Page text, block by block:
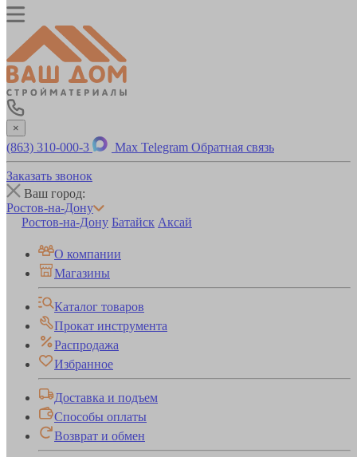
×
(863) 310-000-3 Max Telegram Обратная связь
Заказать звонок
Ваш город:
Ростов-на-Дону
Ростов-на-Дону Батайск Аксай
О компании
Магазины
Каталог товаров
Прокат инструмента
Распродажа
Избранное
Доставка и подъем
Способы оплаты
Возврат и обмен